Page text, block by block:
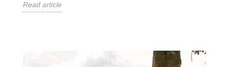
Read article